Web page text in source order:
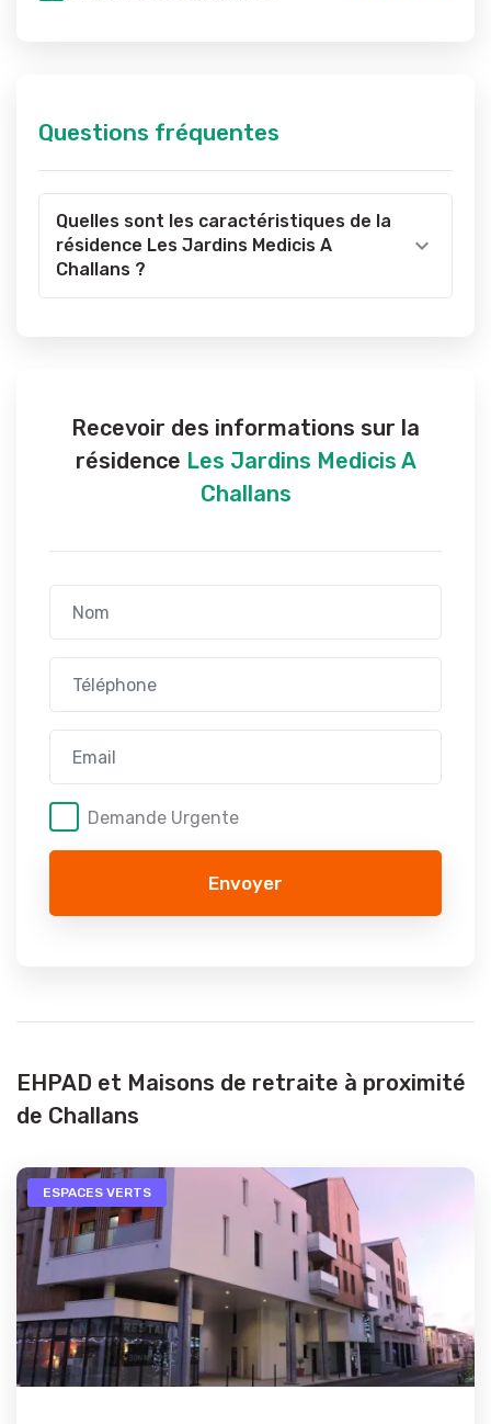
Questions fréquentes
Quelles sont les caractéristiques de la
résidence Les Jardins Medicis A
Challans ?
Recevoir des informations sur la
résidence Les Jardins Medicis A
Challans
Demande Urgente
Envoyer
EHPAD et Maisons de retraite à proximité
de Challans
ESPACES VERTS